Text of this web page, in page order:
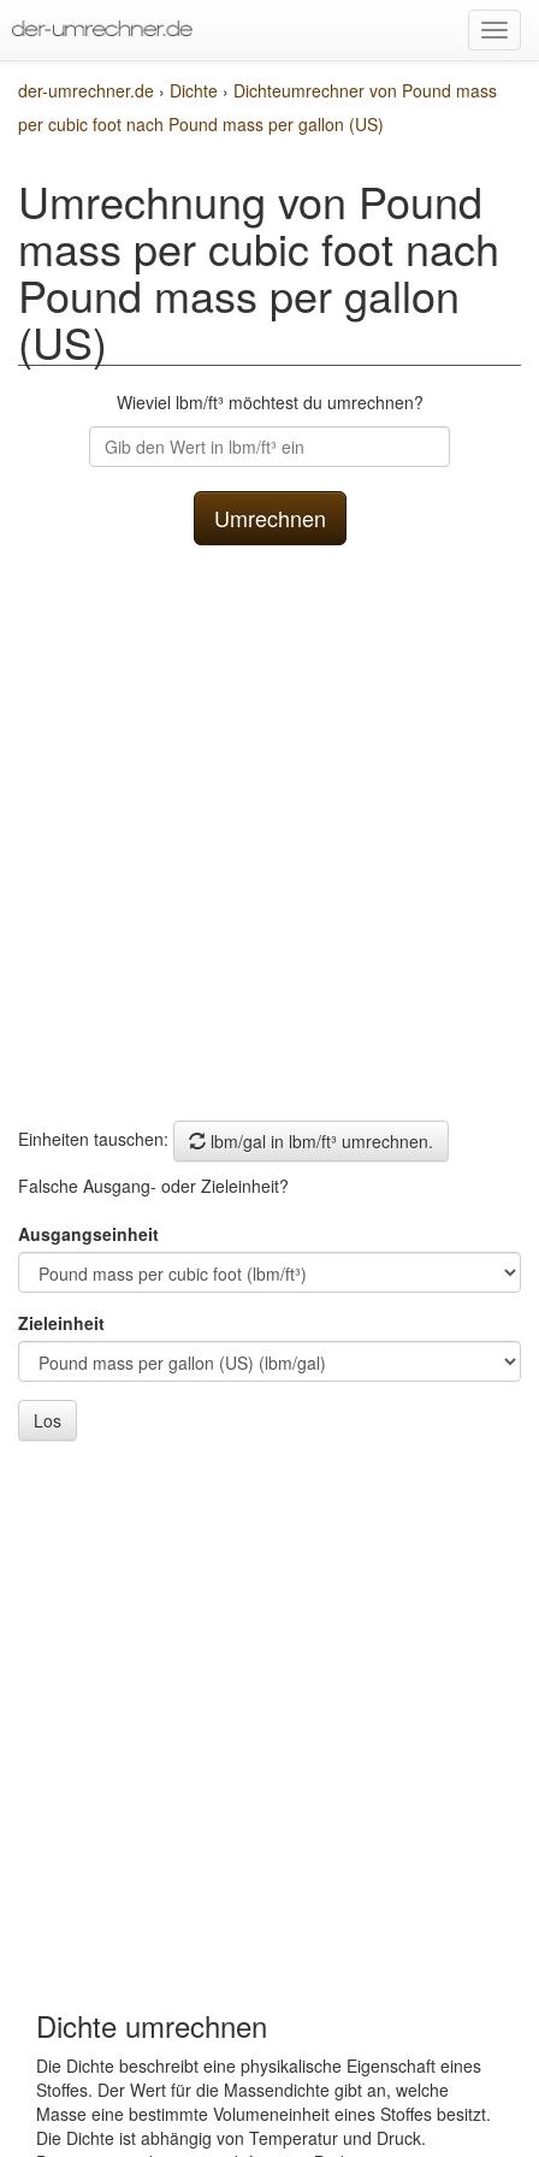
der-umrechner.de › Dichte › Dichteumrechner von Pound mass
per cubic foot nach Pound mass per gallon (US)
Umrechnung von Pound
mass per cubic foot nach
Pound mass per gallon
(US)
Wieviel lbm/ft³ möchtest du umrechnen?
Einheiten tauschen:
lbm/gal in lbm/ft³ umrechnen.
Falsche Ausgang- oder Zieleinheit?
Ausgangseinheit
Zieleinheit
Los
Dichte umrechnen
Die Dichte beschreibt eine physikalische Eigenschaft eines
Stoffes. Der Wert für die Massendichte gibt an, welche
Masse eine bestimmte Volumeneinheit eines Stoffes besitzt.
Die Dichte ist abhängig von Temperatur und Druck.